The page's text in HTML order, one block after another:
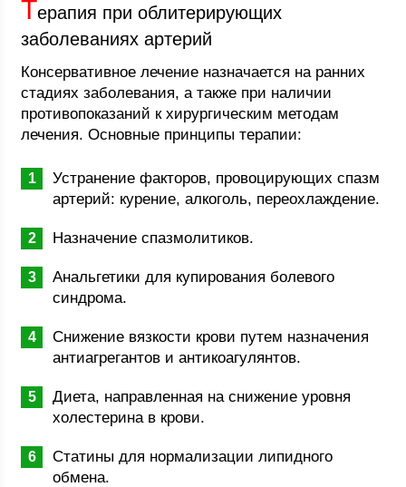
Терапия при облитерирующих
заболеваниях артерий
Консервативное лечение назначается на ранних
стадиях заболевания, а также при наличии
противопоказаний к хирургическим методам
лечения. Основные принципы терапии:
Устранение факторов, провоцирующих спазм
артерий: курение, алкоголь, переохлаждение.
Назначение спазмолитиков.
Анальгетики для купирования болевого
синдрома.
Снижение вязкости крови путем назначения
антиагрегантов и антикоагулянтов.
Диета, направленная на снижение уровня
холестерина в крови.
Статины для нормализации липидного
обмена.